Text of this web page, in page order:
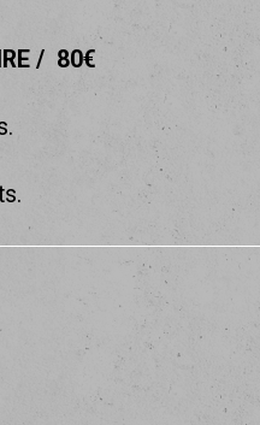
80€